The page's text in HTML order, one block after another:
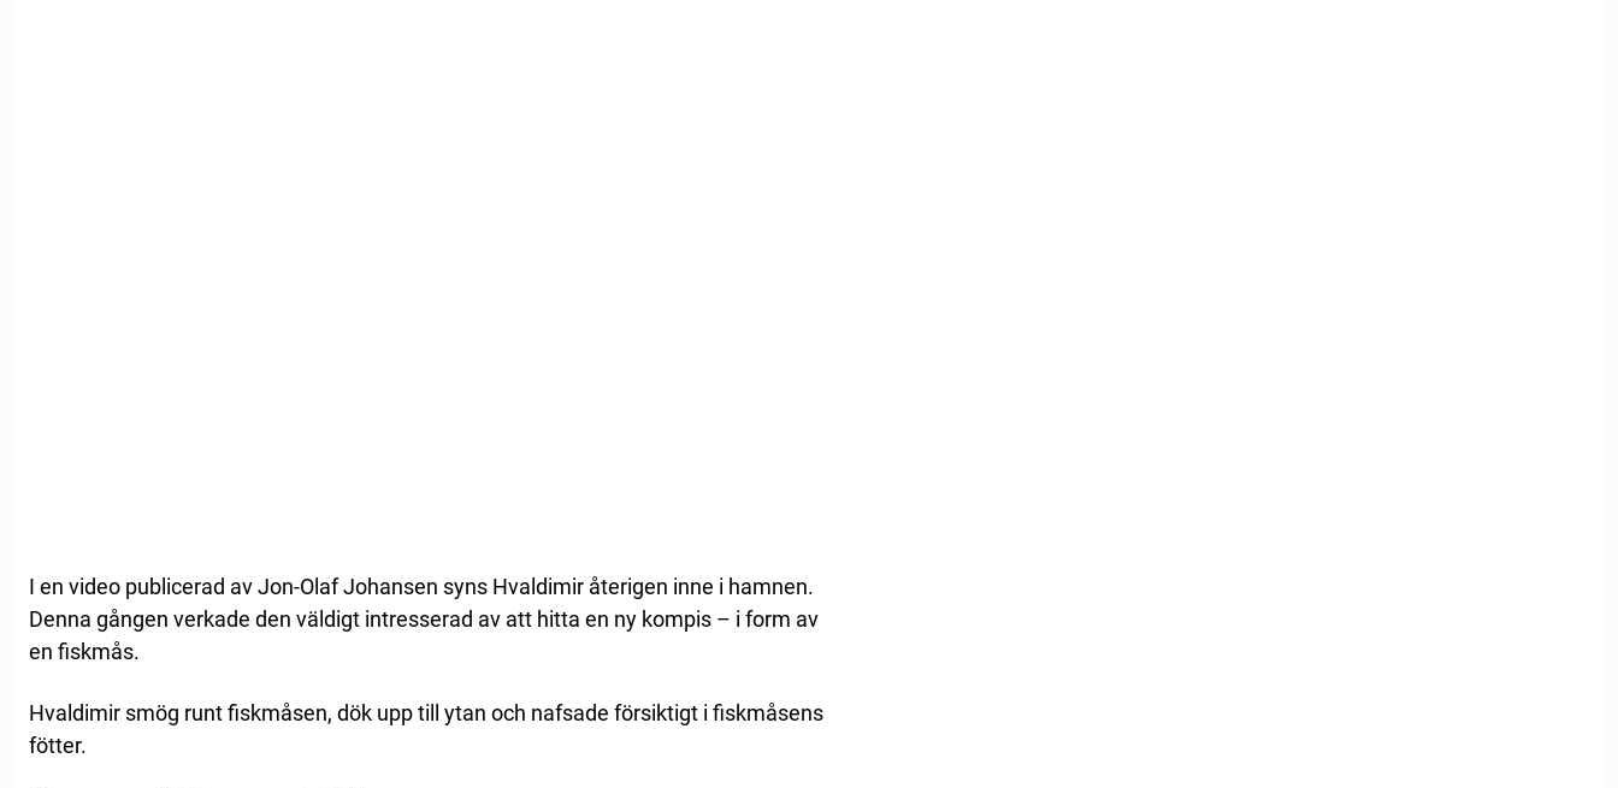
I en video publicerad av Jon-Olaf Johansen syns Hvaldimir återigen inne i hamnen.
Denna gången verkade den väldigt intresserad av att hitta en ny kompis – i form av
en fiskmås.
Hvaldimir smög runt fiskmåsen, dök upp till ytan och nafsade försiktigt i fiskmåsens
fötter.